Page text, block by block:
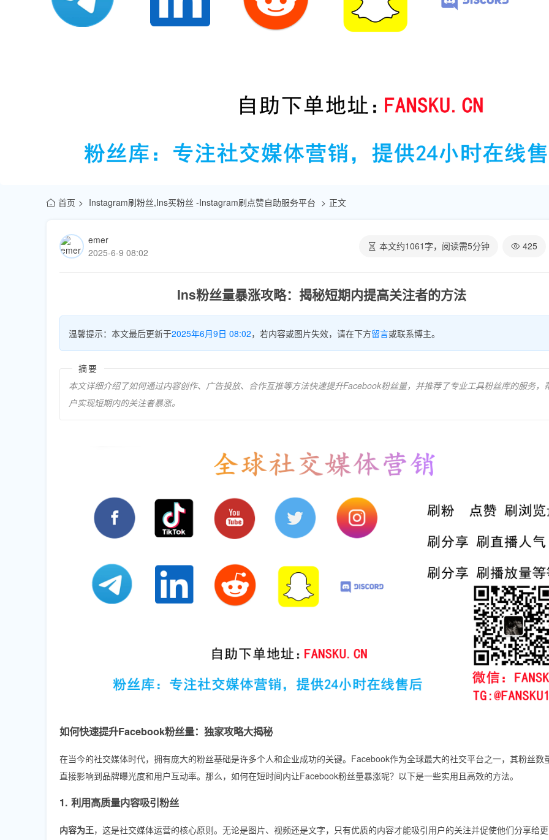
首页 Instagram刷粉丝,Ins买粉丝 -Instagram刷点赞自助服务平台 正文
emer
2025-6-9 08:02
本文约1061 字，阅读需5分钟 425
Ins粉丝量暴涨攻略：揭秘短期内提高关注者的方法
温馨提示：本文最后更新于2025年6月9日 08:02，若内容或图片失效，请在下方留言或联系博主。
摘要
本文详细介绍了如何通过内容创作、广告投放、合作互推等方法快速提升Facebook粉丝量，并推荐了专业工具粉丝库的服务，
户实现短期内的关注者暴涨。
如何快速提升Facebook粉丝量：独家攻略大揭秘
在当今的社交媒体时代，拥有庞大的粉丝基础是许多个人和企业成功的关键。Facebook作为全球最大的社交平台之一，其粉丝数
直接影响到品牌曝光度和用户互动率。那么，如何在短时间内让Facebook粉丝量暴涨呢？以下是一些实用且高效的方法。
1. 利用高质量内容吸引粉丝
内容为王，这是社交媒体运营的核心原则。无论是图片、视频还是文字，只有优质的内容才能吸引用户的关注并促使他们分享给